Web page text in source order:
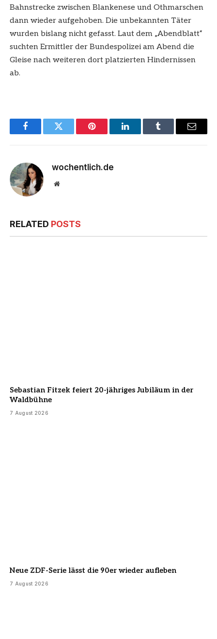
Bahnstrecke zwischen Blankenese und Othmarschen
dann wieder aufgehoben. Die unbekannten Täter
wurden bislang nicht gefasst. Laut dem „Abendblatt“
suchten Ermittler der Bundespolizei am Abend die
Gleise nach weiteren dort platzierten Hindernissen
ab.
FacebookTwitter Pinterest LinkedInTumblr Email
wochentlich.de
Website
RELATED POSTS
Sebastian Fitzek feiert 20-jähriges Jubiläum in der
Waldbühne
7 August 2026
Neue ZDF-Serie lässt die 90er wieder aufleben
7 August 2026